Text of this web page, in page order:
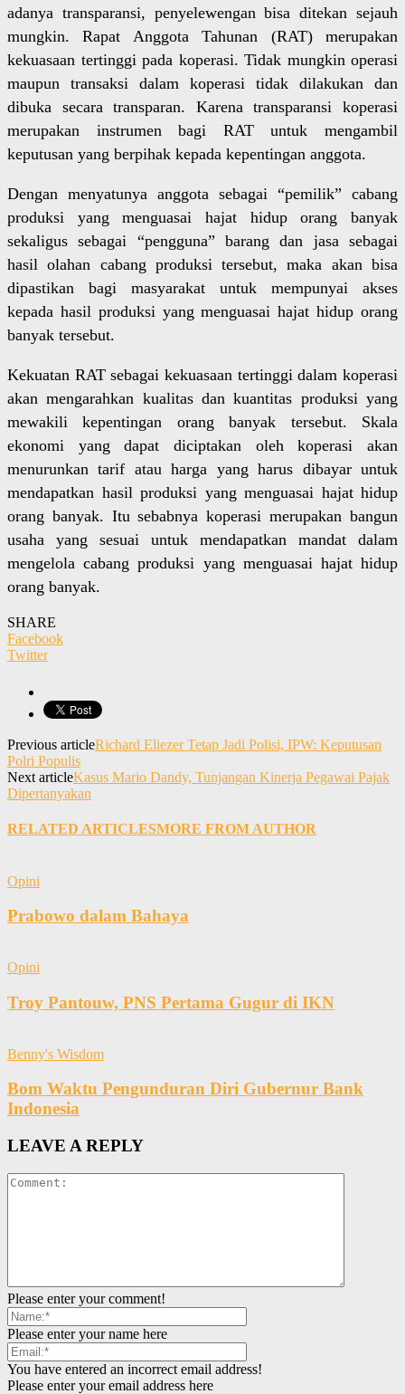
adanya transparansi, penyelewengan bisa ditekan sejauh
mungkin. Rapat Anggota Tahunan (RAT) merupakan
kekuasaan tertinggi pada koperasi. Tidak mungkin operasi
maupun transaksi dalam koperasi tidak dilakukan dan
dibuka secara transparan. Karena transparansi koperasi
merupakan instrumen bagi RAT untuk mengambil
keputusan yang berpihak kepada kepentingan anggota.
Dengan menyatunya anggota sebagai “pemilik” cabang
produksi yang menguasai hajat hidup orang banyak
sekaligus sebagai “pengguna” barang dan jasa sebagai
hasil olahan cabang produksi tersebut, maka akan bisa
dipastikan bagi masyarakat untuk mempunyai akses
kepada hasil produksi yang menguasai hajat hidup orang
banyak tersebut.
Kekuatan RAT sebagai kekuasaan tertinggi dalam koperasi
akan mengarahkan kualitas dan kuantitas produksi yang
mewakili kepentingan orang banyak tersebut. Skala
ekonomi yang dapat diciptakan oleh koperasi akan
menurunkan tarif atau harga yang harus dibayar untuk
mendapatkan hasil produksi yang menguasai hajat hidup
orang banyak. Itu sebabnya koperasi merupakan bangun
usaha yang sesuai untuk mendapatkan mandat dalam
mengelola cabang produksi yang menguasai hajat hidup
orang banyak.
SHARE
Facebook
Twitter
Previous articleRichard Eliezer Tetap Jadi Polisi, IPW: Keputusan
Polri Populis
Next articleKasus Mario Dandy, Tunjangan Kinerja Pegawai Pajak
Dipertanyakan
RELATED ARTICLESMORE FROM AUTHOR
Opini
Prabowo dalam Bahaya
Opini
Troy Pantouw, PNS Pertama Gugur di IKN
Benny's Wisdom
Bom Waktu Pengunduran Diri Gubernur Bank
Indonesia
LEAVE A REPLY
Please enter your comment!
Please enter your name here
You have entered an incorrect email address!
Please enter your email address here